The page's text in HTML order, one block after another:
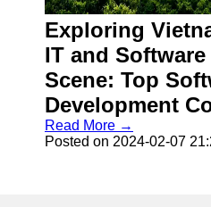
Exploring
IT and
Scene: Top
Development
Read More →
Posted on 2024-02-07